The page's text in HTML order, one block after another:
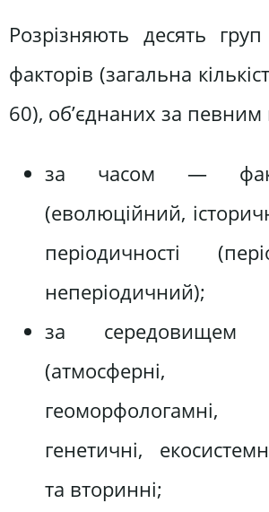
Розрізняють десять груп
факторів (загальна
60), об’єднаних за
за часом —
(еволюційний,
періодичності
неперіодичний);
за середовищем
геоморфологамні,
генетичні,
тa вторинні;